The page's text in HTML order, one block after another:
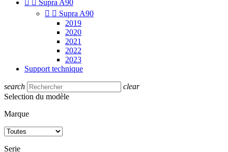
Supra A90
  Supra A90
2019
2020
2021
2022
2023
Support technique
search
clear
Selection du modèle
Marque
Serie